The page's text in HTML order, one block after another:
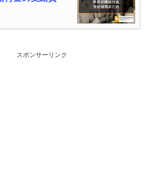
スポンサーリンク